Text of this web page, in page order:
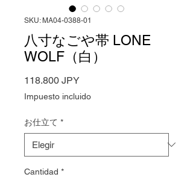
SKU: MA04-0388-01
八寸なごや帯 LONE
WOLF（白）
118.800 JPYPrecio
Impuesto incluido
お仕立て *
Cantidad *